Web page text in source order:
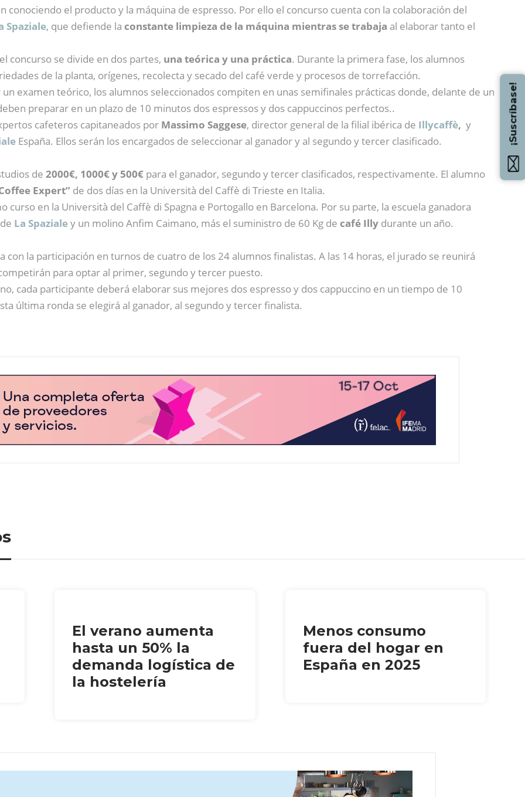
conociendo el producto y la máquina de espresso. Por ello el concurso cuenta con la colaboración del
Spaziale, que defiende la constante limpieza de la máquina mientras se trabaja al elaborar tanto el
concurso se divide en dos partes, una teórica y una práctica. Durante la primera fase, los alumnos
de la planta, orígenes, recolecta y secado del café verde y procesos de torrefacción.
examen teórico, los alumnos seleccionados compiten en unas semifinales prácticas donde, delante de un
preparar en un plazo de 10 minutos dos espressos y dos cappuccinos perfectos..
cafeteros capitaneados por Massimo Saggese, director general de la filial ibérica de Illycaffè, y
España. Ellos serán los encargados de seleccionar al ganador y al segundo y tercer clasificado.
de 2000€, 1000€ y 500€ para el ganador, segundo y tercer clasificados, respectivamente. El alumno
Expert” de dos días en la Università del Caffè di Trieste en Italia.
curso en la Università del Caffè di Spagna e Portogallo en Barcelona. Por su parte, la escuela ganadora
La Spazialey un molino Anfim Caimano, más el suministro de 60 Kg de café Illy durante un año.
con la participación en turnos de cuatro de los 24 alumnos finalistas. A las 14 horas, el jurado se reunirá
para optar al primer, segundo y tercer puesto.
cada participante deberá elaborar sus mejores dos espresso y dos cappuccino en un tiempo de 10
última ronda se elegirá al ganador, al segundo y tercer finalista.
El verano aumenta
hasta un 50% la
demanda logística de
la hostelería
Menos consumo
fuera del hogar en
España en 2025
¡Suscríbase!